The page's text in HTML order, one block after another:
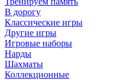
В дорогу
Классические игры
Другие игры
Игровые наборы
Нарды
Шахматы
Коллекционные